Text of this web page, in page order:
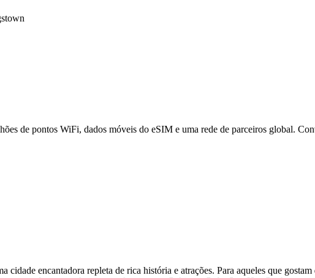
de pontos WiFi, dados móveis do eSIM e uma rede de parceiros global.
cidade encantadora repleta de rica história e atrações. Para aqueles que